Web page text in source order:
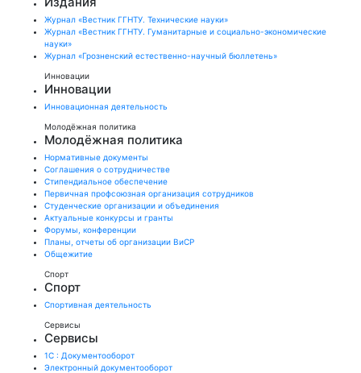
Журнал «Вестник ГГНТУ. Технические науки»
Журнал «Вестник ГГНТУ. Гуманитарные и социально-экономические
науки»
Журнал «Грозненский естественно-научный бюллетень»
Инновации
Инновации
Инновационная деятельность
Молодёжная политика
Молодёжная политика
Нормативные документы
Соглашения о сотрудничестве
Стипендиальное обеспечение
Первичная профсоюзная организация сотрудников
Студенческие организации и объединения
Актуальные конкурсы и гранты
Форумы, конференции
Планы, отчеты об организации ВиСР
Общежитие
Спорт
Спорт
Спортивная деятельность
Сервисы
Сервисы
1С : Документооборот
Электронный документооборот